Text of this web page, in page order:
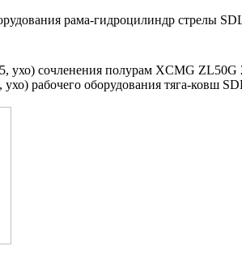
рама-гидроцилиндр стрелы
ухо) сочленения полурам XCMG ZL50G
рабочего оборудования тяга-ковш